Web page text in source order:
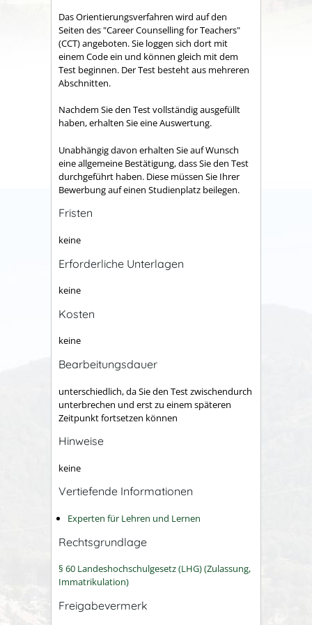
Das Orientierungsverfahren wird auf den
Seiten des "Career Counselling for Teachers"
(CCT) angeboten. Sie loggen sich dort mit
einem Code ein und können gleich mit dem
Test beginnen. Der Test besteht aus mehreren
Abschnitten.
Nachdem Sie den Test vollständig ausgefüllt
haben, erhalten Sie eine Auswertung.
Unabhängig davon erhalten Sie auf Wunsch
eine allgemeine Bestätigung, dass Sie den Test
durchgeführt haben. Diese müssen Sie Ihrer
Bewerbung auf einen Studienplatz beilegen.
Fristen
keine
Erforderliche Unterlagen
keine
Kosten
keine
Bearbeitungsdauer
unterschiedlich, da Sie den Test zwischendurch
unterbrechen und erst zu einem späteren
Zeitpunkt fortsetzen können
Hinweise
keine
Vertiefende Informationen
Experten für Lehren und Lernen
Rechtsgrundlage
§ 60 Landeshochschulgesetz (LHG) (Zulassung,
Immatrikulation)
Freigabevermerk